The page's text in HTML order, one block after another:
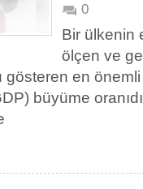
0
Bir ülkenin
ölçen ve
en
büyüme